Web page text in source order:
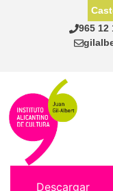
965 12
Descargar